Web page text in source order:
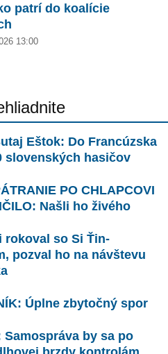
patrí do koalície
13:00
Eštok: Do Francúzska
slovenských hasičov
PO CHLAPCOVI
Našli ho živého
rokoval so Si Ťin-
pozval ho na návštevu
Úplne zbytočný spor
by sa po